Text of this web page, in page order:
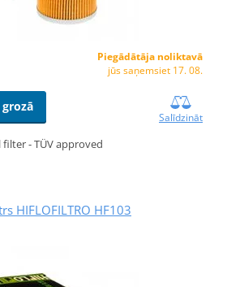
Piegādātāja noliktavā
jūs saņemsiet 17. 08.
Salīdzināt
filter - TÜV approved
HIFLOFILTRO HF103